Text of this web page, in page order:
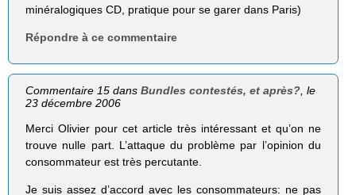
minéralogiques CD, pratique pour se garer dans Paris)
Répondre à ce commentaire
Commentaire 15 dansBundles contestés, et après?, le
23 décembre 2006
Merci Olivier pour cet article très intéressant et qu’on ne
trouve nulle part. L’attaque du problème par l’opinion du
consommateur est très percutante.
Je suis assez d’accord avec les consommateurs: ne pas